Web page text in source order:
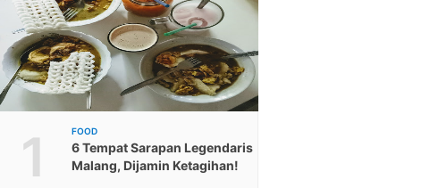
1 FOOD
6 Tempat Sarapan Legendaris
Malang, Dijamin Ketagihan!